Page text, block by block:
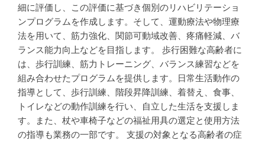
細に評価し、この評価に基づき個別のリハビリテーショ
ンプログラムを作成します。そして、運動療法や物理療
法を用いて、筋力強化、関節可動域改善、疼痛軽減、バ
ランス能力向上などを目指します。 歩行困難な高齢者に
は、歩行訓練、筋力トレーニング、バランス練習などを
組み合わせたプログラムを提供します。日常生活動作の
指導として、歩行訓練、階段昇降訓練、着替え、食事、
トイレなどの動作訓練を行い、自立した生活を支援しま
す。また、杖や車椅子などの福祉用具の選定と使用方法
の指導も業務の一部です。 支援の対象となる高齢者の症